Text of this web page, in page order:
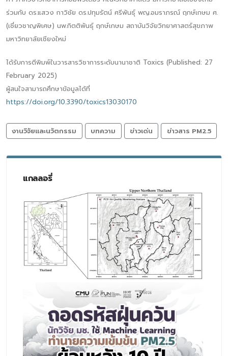
ร่วมกับ ดร.แสวง กาวิชัย ดร.ปทุมรัตน์ ศรีพันธุ์ พญ.อมราภรณ์ ฤกษ์เกษม ศ.
(เชี่ยวชาญพิเศษ) นพ.กิตติพันธุ์ ฤกษ์เกษม สถาบันวิจัยวิทยาศาสตร์สุขภาพ
มหาวิทยาลัยเชียงใหม่
ได้รับการตีพิมพ์ในวารสารวิชาการระดับนานาชาติ Toxics (Published: 27
February 2025)
ผู้สนใจสามารถศึกษาข้อมูลได้ที่
https://doi.org/10.3390/toxics13030170
งานวิจัยและนวัตกรรม บทความ ข่าวเด่น ข่าวสาร PM2.5
แกลลอรี่